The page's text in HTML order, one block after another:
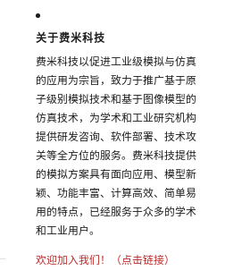
关于费米科技
费米科技以促进工业级模拟与仿真
的应用为宗旨，致力于推广基于原
子级别模拟技术和基于图像模型的
仿真技术，为学术和工业研究机构
提供研发咨询、软件部署、技术攻
关等全方位的服务。费米科技提供
的模拟方案具有面向应用、模型新
颖、功能丰富、计算高效、简单易
用的特点，已经服务于众多的学术
和工业用户。
欢迎加入我们！（点击链接）